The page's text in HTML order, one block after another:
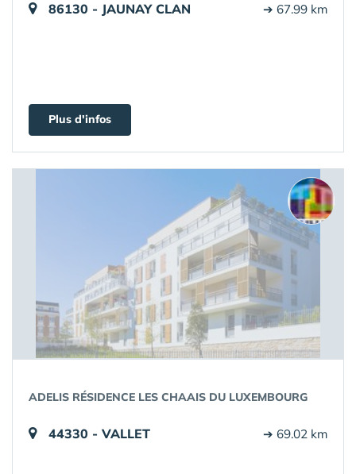
86130 - JAUNAY CLAN ➔ 67.99 km
Plus d'infos
ADELIS RÉSIDENCE LES CHAAIS DU LUXEMBOURG
44330 - VALLET ➔ 69.02 km